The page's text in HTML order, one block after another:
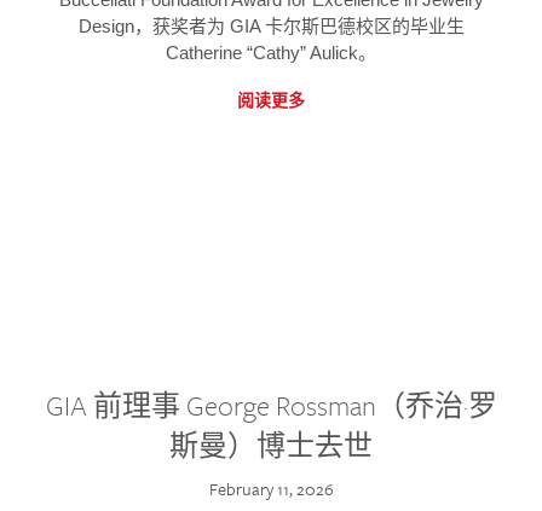
Design，获奖者为 GIA 卡尔斯巴德校区的毕业生
Catherine “Cathy” Aulick。
阅读更多
GIA 前理事 George Rossman（乔治·罗
斯曼）博士去世
February 11, 2026